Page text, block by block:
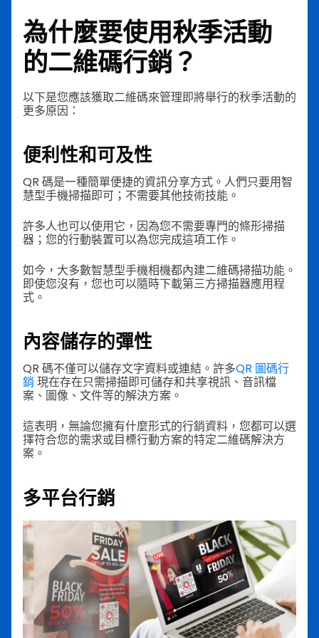
為什麼要使用秋季活動
的二維碼行銷？
以下是您應該獲取二維碼來管理即將舉行的秋季活動的
更多原因：
便利性和可及性
QR 碼是一種簡單便捷的資訊分享方式。人們只要用智
慧型手機掃描即可；不需要其他技術技能。
許多人也可以使用它，因為您不需要專門的條形掃描
器；您的行動裝置可以為您完成這項工作。
如今，大多數智慧型手機相機都內建二維碼掃描功能。
即使您沒有，您也可以隨時下載第三方掃描器應用程
式。
內容儲存的彈性
QR 碼不僅可以儲存文字資料或連結。許多QR 圖碼行
銷 現在存在只需掃描即可儲存和共享視訊、音訊檔
案、圖像、文件等的解決方案。
這表明，無論您擁有什麼形式的行銷資料，您都可以選
擇符合您的需求或目標行動方案的特定二維碼解決方
案。
多平台行銷